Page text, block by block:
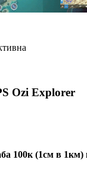
Ozi Explorer
100к (1см в 1км)